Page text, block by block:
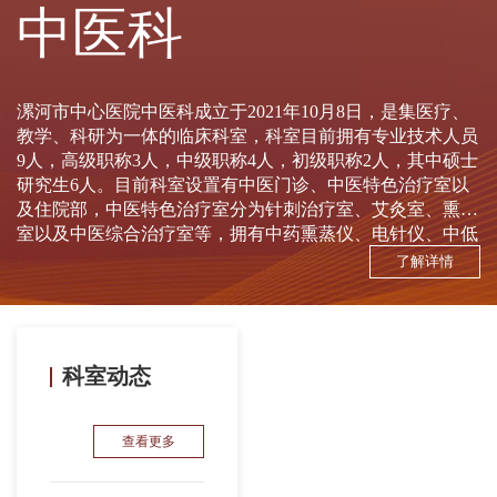
中医科
漯河市中心医院中医科成立于2021年10月8日，是集医疗、
教学、科研为一体的临床科室，科室目前拥有专业技术人员
9人，高级职称3人，中级职称4人，初级职称2人，其中硕士
研究生6人。目前科室设置有中医门诊、中医特色治疗室以
及住院部，中医特色治疗室分为针刺治疗室、艾灸室、熏蒸
室以及中医综合治疗室等，拥有中药熏蒸仪、电针仪、中低
频治疗仪、TDP灯、光波房、足浴桶、单人全身中药熏蒸、
多人局部熏蒸、湿热敷、中医四诊仪等设备。可开展中药、
针刺、推拿、艾灸、温针灸、督脉灸、拔罐、刮痧、耳穴压
了解详情
科室动态
查看更多